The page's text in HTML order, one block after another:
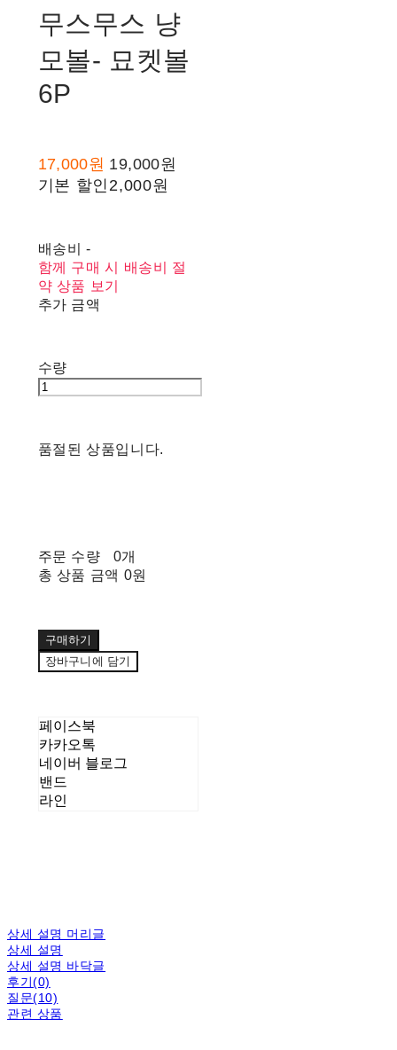
무스무스 냥
모볼- 묘켓볼
6P
17,000원 19,000원
기본 할인 2,000원
배송비-
함께 구매 시 배송비 절
약 상품 보기
추가 금액
수량
품절된 상품입니다.
주문 수량
0개
총 상품 금액 0원
구매하기
장바구니에 담기
페이스북
카카오톡
네이버 블로그
밴드
라인
상세 설명 머리글
상세 설명
상세 설명 바닥글
후기(0)
질문(10)
관련 상품